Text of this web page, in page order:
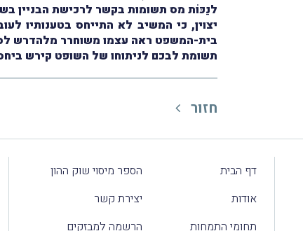
לנַכּוֹת מס תשומות בקשר לרכישת הבניין בשנת
יצוין, כי המשיב לא התייחס בטענותיו
בית-המשפט ראה עצמו משוחרר מלהדרש
תשומת לבכם לניתוחו של השופט קירש ביחס להוראות סעיף 41 לחוק
חזור
דף הבית
אודות
תחומי התמחות
הספר מיסוי שוק ההון
יצירת קשר
הרשמה למבזקים